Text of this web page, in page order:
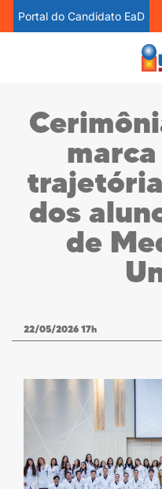
Portal do Candidato EaD
dos
de
22/05/2026 17h